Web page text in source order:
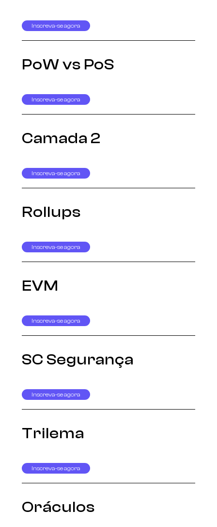
Inscreva-se agora
PoW vs PoS
Inscreva-se agora
Camada 2
Inscreva-se agora
Rollups
Inscreva-se agora
EVM
Inscreva-se agora
SC Segurança
Inscreva-se agora
Trilema
Inscreva-se agora
Oráculos